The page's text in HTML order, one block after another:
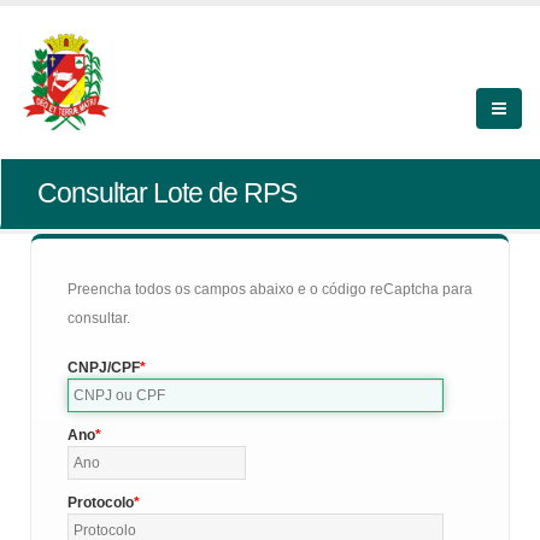
Consultar Lote de RPS
Preencha todos os campos abaixo e o código reCaptcha para
consultar.
CNPJ/CPF
Ano
Protocolo